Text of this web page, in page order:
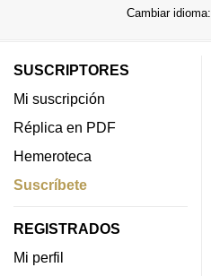
Cambiar idioma:
SUSCRIPTORES
Mi suscripción
Réplica en PDF
Hemeroteca
Suscríbete
REGISTRADOS
Mi perfil